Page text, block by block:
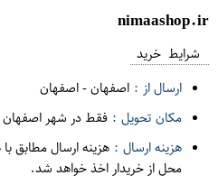
nimaashop.ir
شرایط خرید
ارسال از : اصفهان-اصفهان
مکان تحویل : فقط در شهر اصفهان
هزینه ارسال : هزینه ارسال مطابق
محل از خریدار اخذ خواهد شد.